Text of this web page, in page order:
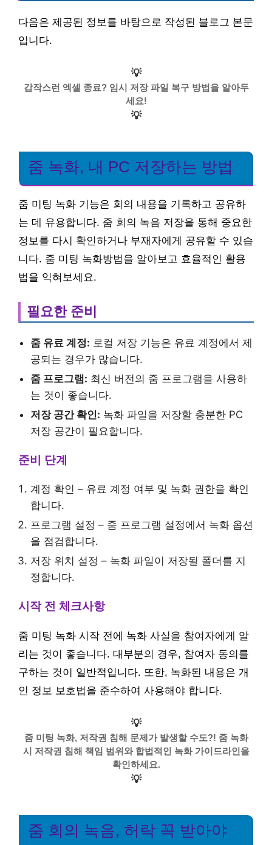
다음은 제공된 정보를 바탕으로 작성된 블로그 본문
입니다.
💡
갑작스런 엑셀 종료? 임시 저장 파일 복구 방법을 알아두
세요!
💡
줌 녹화, 내 PC 저장하는 방법
줌 미팅 녹화 기능은 회의 내용을 기록하고 공유하
는 데 유용합니다. 줌 회의 녹음 저장을 통해 중요한
정보를 다시 확인하거나 부재자에게 공유할 수 있습
니다. 줌 미팅 녹화방법을 알아보고 효율적인 활용
법을 익혀보세요.
필요한 준비
줌 유료 계정: 로컬 저장 기능은 유료 계정에서 제
공되는 경우가 많습니다.
줌 프로그램: 최신 버전의 줌 프로그램을 사용하
는 것이 좋습니다.
저장 공간 확인: 녹화 파일을 저장할 충분한 PC
저장 공간이 필요합니다.
준비 단계
계정 확인 – 유료 계정 여부 및 녹화 권한을 확인
합니다.
프로그램 설정 – 줌 프로그램 설정에서 녹화 옵션
을 점검합니다.
저장 위치 설정 – 녹화 파일이 저장될 폴더를 지
정합니다.
시작 전 체크사항
줌 미팅 녹화 시작 전에 녹화 사실을 참여자에게 알
리는 것이 좋습니다. 대부분의 경우, 참여자 동의를
구하는 것이 일반적입니다. 또한, 녹화된 내용은 개
인 정보 보호법을 준수하여 사용해야 합니다.
💡
줌 미팅 녹화, 저작권 침해 문제가 발생할 수도?! 줌 녹화
시 저작권 침해 책임 범위와 합법적인 녹화 가이드라인을
확인하세요.
💡
줌 회의 녹음, 허락 꼭 받아야